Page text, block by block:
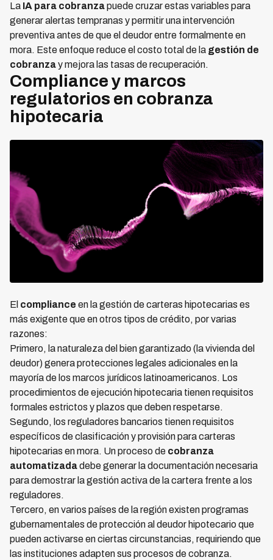
La IA para cobranzapuede cruzar estas variables para
generar alertas tempranas y permitir una intervención
preventiva antes de que el deudor entre formalmente en
mora. Este enfoque reduce el costo total de la gestión de
cobranzay mejora las tasas de recuperación.
Compliance y marcos
regulatorios en cobranza
hipotecaria
El compliance en la gestión de carteras hipotecarias es
más exigente que en otros tipos de crédito, por varias
razones:
Primero, la naturaleza del bien garantizado (la vivienda del
deudor) genera protecciones legales adicionales en la
mayoría de los marcos jurídicos latinoamericanos. Los
procedimientos de ejecución hipotecaria tienen requisitos
formales estrictos y plazos que deben respetarse.
Segundo, los reguladores bancarios tienen requisitos
específicos de clasificación y provisión para carteras
hipotecarias en mora. Un proceso de cobranza
automatizadadebe generar la documentación necesaria
para demostrar la gestión activa de la cartera frente a los
reguladores.
Tercero, en varios países de la región existen programas
gubernamentales de protección al deudor hipotecario que
pueden activarse en ciertas circunstancias, requiriendo que
las instituciones adapten sus procesos de cobranza.